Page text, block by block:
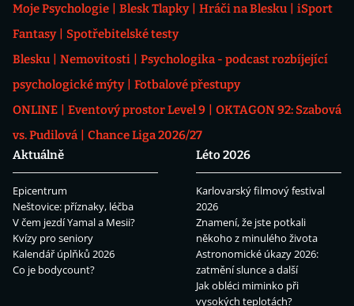
Moje Psychologie Blesk Tlapky Hráči na Blesku
iSport
Fantasy
Spotřebitelské testy
Blesku
Nemovitosti
Psychologika - podcast rozbíjející
psychologické mýty
Fotbalové přestupy
ONLINE
Eventový prostor Level 9
OKTAGON 92: Szabová
vs. Pudilová
Chance Liga 2026/27
Aktuálně
Epicentrum
Neštovice: příznaky, léčba
V čem jezdí Yamal a Mesii?
Kvízy pro seniory
Kalendář úplňků 2026
Co je bodycount?
Léto 2026
Karlovarský filmový festival
2026
Znamení, že jste potkali
někoho z minulého života
Astronomické úkazy 2026:
zatmění slunce a další
Jak obléci miminko při
vysokých teplotách?